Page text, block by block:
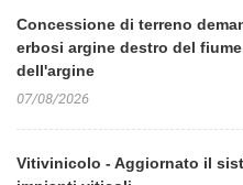
Concessione di terreno
erbosi argine destro del
dell'argine
07/08/2026
Vitivinicolo - Aggiornato il